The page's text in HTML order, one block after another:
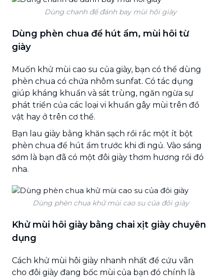
Dùng chanh để đánh bay mùi hôi giày
Dùng phèn chua để hút ẩm, mùi hôi từ
giày
Muốn khử mùi cao su của giày, bạn có thể dùng
phèn chua có chứa nhôm sunfat. Có tác dụng
giúp kháng khuẩn và sát trùng, ngăn ngừa sự
phát triển của các loại vi khuẩn gây mùi trên đồ
vật hay ở trên cơ thể.
Bạn lau giày bằng khăn sạch rồi rắc một ít bột
phèn chua để hút ẩm trước khi đi ngủ. Vào sáng
sớm là bạn đã có một đôi giày thơm hương rồi đó
nha.
Dùng phèn chua khử mùi cao su của đôi giày
Khử mùi hôi giày bằng chai xịt giày chuyên
dụng
Cách khử mùi hôi giày nhanh nhất để cứu vãn
cho đôi giày đang bốc mùi của bạn đó chính là